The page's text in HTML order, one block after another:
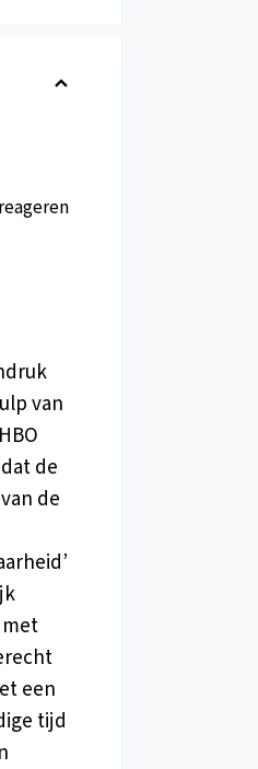
van
de
de
een
tijd